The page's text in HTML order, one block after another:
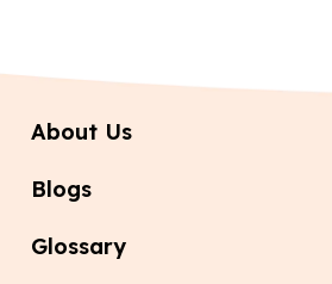
About Us
Blogs
Glossary